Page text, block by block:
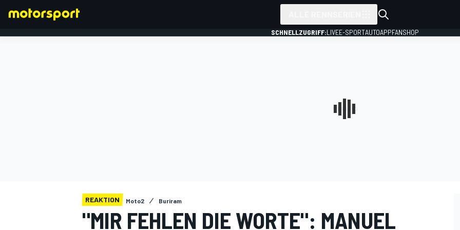
SCHNELLZUGRIFF:LIVEE-SPORTAUTOAPPFANSHOP
REAKTION Moto2 Buriram
"MIR FEHLEN DIE WORTE": MANUEL